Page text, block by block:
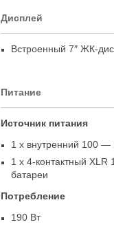
Дисплей
Встроенный 7″ ЖК-
Питание
Источник питания
1 x внутренний 100 —
1 x 4-контактный XLR
батареи
Потребление
190 Вт